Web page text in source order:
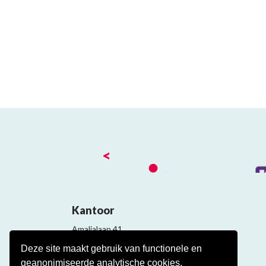
Deze site maakt gebruik van functionele en
geanonimiseerde analytische cookies.
<
Kantoor
Amalialaan 41
Contact